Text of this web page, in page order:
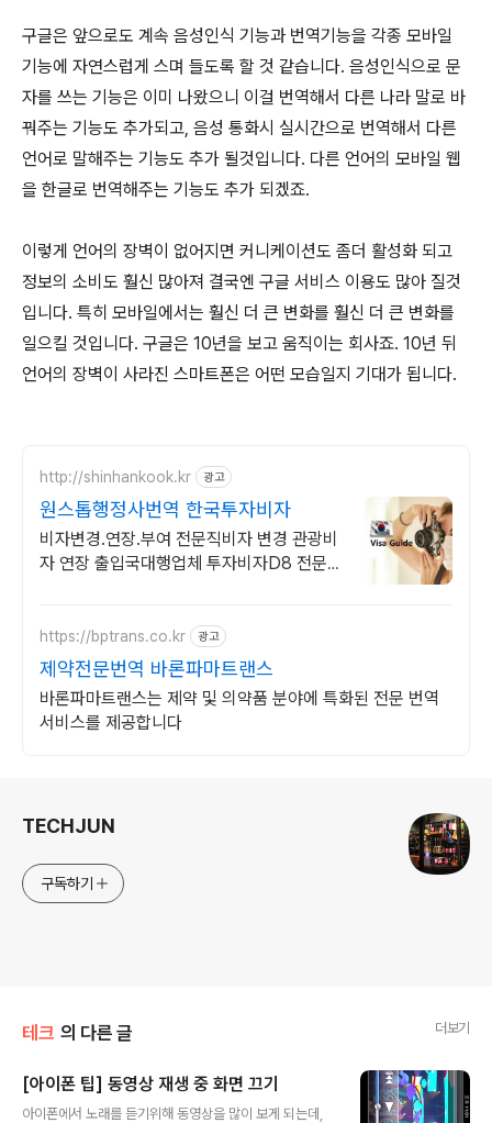
구글은 앞으로도 계속 음성인식 기능과 번역기능을 각종 모바일
기능에 자연스럽게 스며 들도록 할 것 같습니다. 음성인식으로 문
자를 쓰는 기능은 이미 나왔으니 이걸 번역해서 다른 나라 말로 바
꿔주는 기능도 추가되고, 음성 통화시 실시간으로 번역해서 다른
언어로 말해주는 기능도 추가 될것입니다. 다른 언어의 모바일 웹
을 한글로 번역해주는 기능도 추가 되겠죠.
이렇게 언어의 장벽이 없어지면 커니케이션도 좀더 활성화 되고
정보의 소비도 훨신 많아져 결국엔 구글 서비스 이용도 많아 질것
입니다. 특히 모바일에서는 훨신 더 큰 변화를 훨신 더 큰 변화를
일으킬 것입니다. 구글은 10년을 보고 움직이는 회사죠. 10년 뒤
언어의 장벽이 사라진 스마트폰은 어떤 모습일지 기대가 됩니다.
http://shinhankook.kr 광고
원스톱행정사번역 한국투자비자
비자변경.연장.부여 전문직비자 변경 관광비
자 연장 출입국대행업체 투자비자D8 전문회
https://bptrans.co.kr 광고
제약전문번역 바론파마트랜스
바론파마트랜스는 제약 및 의약품 분야에 특화된 전문 번역
서비스를 제공합니다
TECHJUN
구독하기
테크 의 다른 글 더보기
[아이폰 팁] 동영상 재생 중 화면 끄기
아이폰에서 노래를 듣기위해 동영상을 많이 보게 되는데,